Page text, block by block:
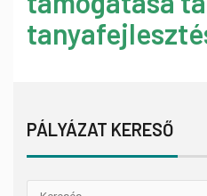
PÁLYÁZAT KERESŐ